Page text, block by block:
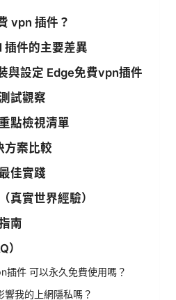
vpn 插件？
插件的主要差異
與設定 Edge免費vpn插件
試觀察
點檢視清單
方案比較
佳實踐
真實世界經驗）
南
）
插件 可以永久免費使用嗎？
響我的上網隱私嗎？